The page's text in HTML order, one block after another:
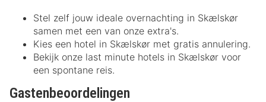
Stel zelf jouw ideale overnachting in Skælskør
samen met een van onze extra's.
Kies een hotel in Skælskør met gratis annulering.
Bekijk onze last minute hotels in Skælskør voor
een spontane reis.
Gastenbeoordelingen